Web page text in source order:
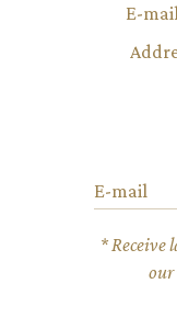
E-
* Receive
our